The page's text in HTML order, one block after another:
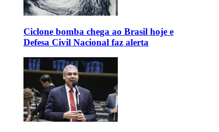
Ciclone bomba chega ao Brasil hoje e
Defesa Civil Nacional faz alerta